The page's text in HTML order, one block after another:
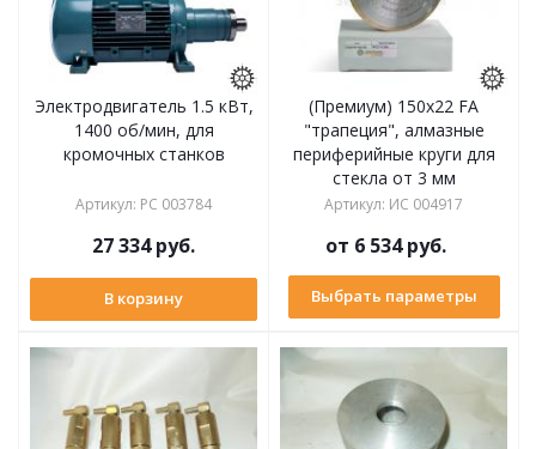
Электродвигатель 1.5 кВт,
1400 об/мин, для
кромочных станков
Артикул: РС 003784
27 334руб.
В корзину
(Премиум) 150x22 FA
"трапеция", алмазные
периферийные круги для
стекла от 3 мм
Артикул: ИС 004917
от 6 534 руб.
Выбрать параметры